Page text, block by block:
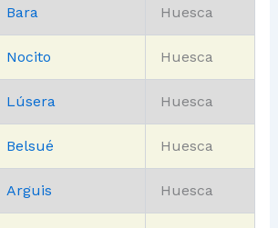
Bara Huesca
Nocito Huesca
Lúsera Huesca
Belsué Huesca
Arguis Huesca